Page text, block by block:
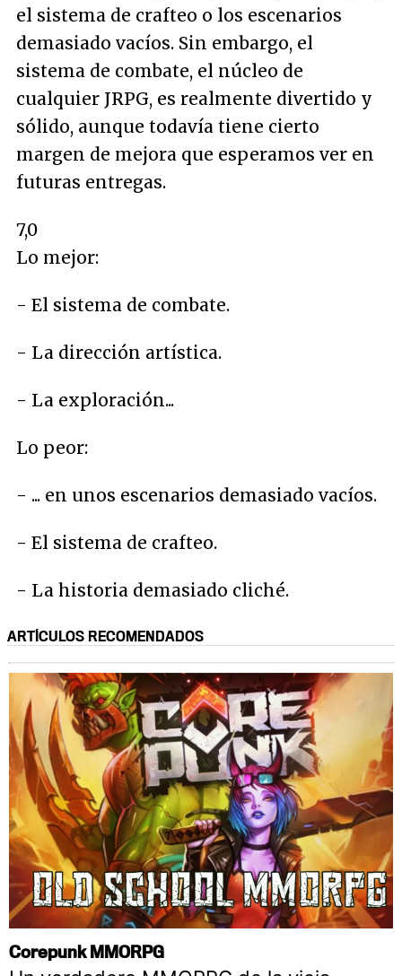
el sistema de crafteo o los escenarios
demasiado vacíos. Sin embargo, el
sistema de combate, el núcleo de
cualquier JRPG, es realmente divertido y
sólido, aunque todavía tiene cierto
margen de mejora que esperamos ver en
futuras entregas.
7,0
Lo mejor:
- El sistema de combate.
- La dirección artística.
- La exploración...
Lo peor:
- ... en unos escenarios demasiado vacíos.
- El sistema de crafteo.
- La historia demasiado cliché.
ARTÍCULOS RECOMENDADOS
Corepunk MMORPG